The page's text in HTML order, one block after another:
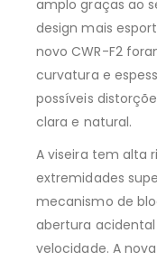
amplo graças ao
design mais
novo CWR-F2
curvatura e
possíveis
clara e natural.
A viseira tem alta
extremidades
mecanismo de
abertura
velocidade. A